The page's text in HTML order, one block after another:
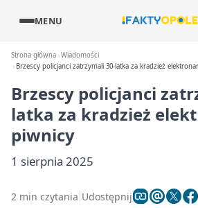
MENU
Strona główna Wiadomości
Brzescy policjanci zatrzymali 30-latka za kradzież
Brzescy policjanci
latka za kradzież
piwnicy
1 sierpnia 2025
2 min czytania Udostępnij